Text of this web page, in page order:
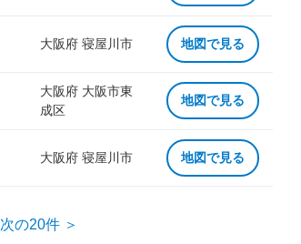
大阪府 寝屋川市 地図で見る
大阪府 大阪市東
成区
地図で見る
大阪府 寝屋川市 地図で見る
次の20件 ＞